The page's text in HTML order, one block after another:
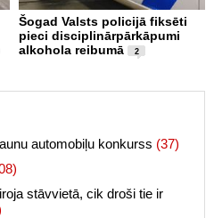
Šogad Valsts policijā fiksēti
pieci disciplinārpārkāpumi
alkohola reibumā
2
automobiļu konkurss (37)
stāvvietā, cik droši tie ir